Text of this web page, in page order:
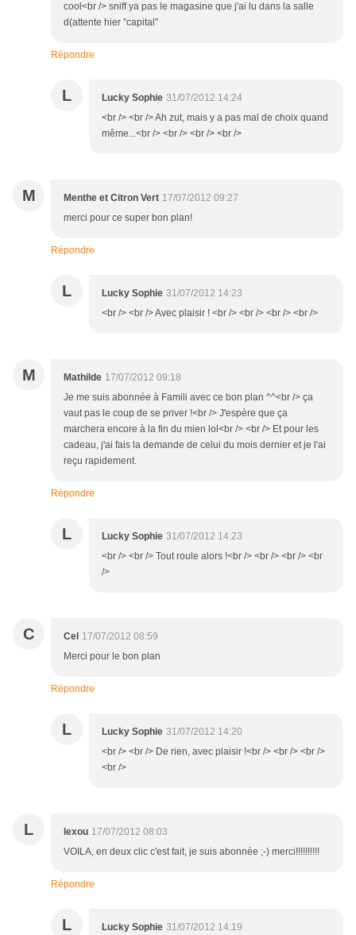
cool<br /> sniff ya pas le magasine que j'ai lu dans la salle
d(attente hier "capital"
Répondre
L Lucky Sophie 31/07/2012 14:24
<br /> <br /> Ah zut, mais y a pas mal de choix quand
même...<br /> <br /> <br /> <br />
M Menthe et Citron Vert 17/07/2012 09:27
merci pour ce super bon plan!
Répondre
L Lucky Sophie 31/07/2012 14:23
<br /> <br /> Avec plaisir ! <br /> <br /> <br /> <br />
M Mathilde 17/07/2012 09:18
Je me suis abonnée à Famili avec ce bon plan ^^<br /> ça
vaut pas le coup de se priver !<br /> J'espère que ça
marchera encore à la fin du mien lol<br /> <br /> Et pour les
cadeau, j'ai fais la demande de celui du mois dernier et je l'ai
reçu rapidement.
Répondre
L Lucky Sophie 31/07/2012 14:23
<br /> <br /> Tout roule alors !<br /> <br /> <br /> <br
/>
C Cel 17/07/2012 08:59
Merci pour le bon plan
Répondre
L Lucky Sophie 31/07/2012 14:20
<br /> <br /> De rien, avec plaisir !<br /> <br /> <br />
<br />
L lexou 17/07/2012 08:03
VOILA, en deux clic c'est fait, je suis abonnée ;-) merci!!!!!!!!!!
Répondre
L Lucky Sophie 31/07/2012 14:19